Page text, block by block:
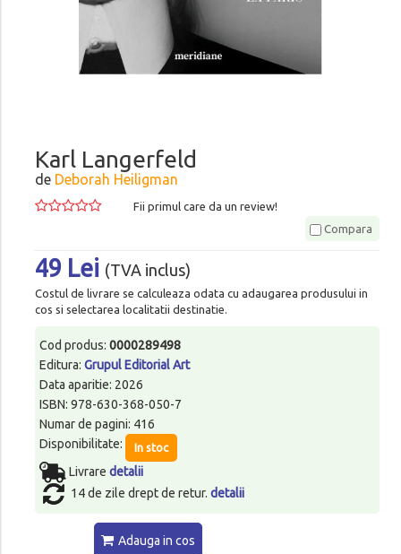
Karl Langerfeld
de Deborah Heiligman
Fii primul care da un review!
Compara
49 Lei (TVA inclus)
Costul de livrare se calculeaza odata cu adaugarea produsului in
cos si selectarea localitatii destinatie.
Cod produs: 0000289498
Editura: Grupul Editorial Art
Data aparitie: 2026
ISBN: 978-630-368-050-7
Numar de pagini: 416
Disponibilitate:
In stoc
Livrare detalii
14 de zile drept de retur. detalii
Adauga in cos